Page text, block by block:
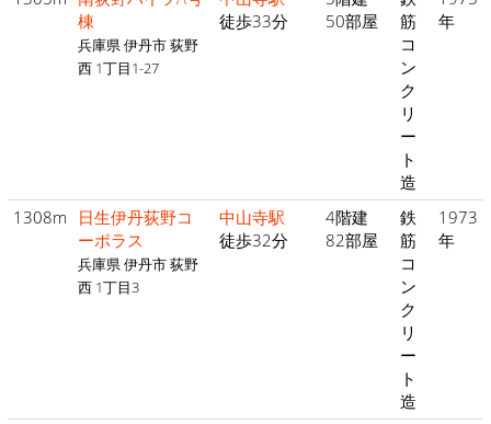
棟
兵庫県 伊丹市 荻野
西 1丁目1-27
徒歩33分
50部屋
筋
コ
ン
ク
リ
ー
ト
造
年
1308m
日生伊丹荻野コ
ーポラス
兵庫県 伊丹市 荻野
西 1丁目3
中山寺駅
徒歩32分
4階建
82部屋
鉄
筋
コ
ン
ク
リ
ー
ト
造
1973
年